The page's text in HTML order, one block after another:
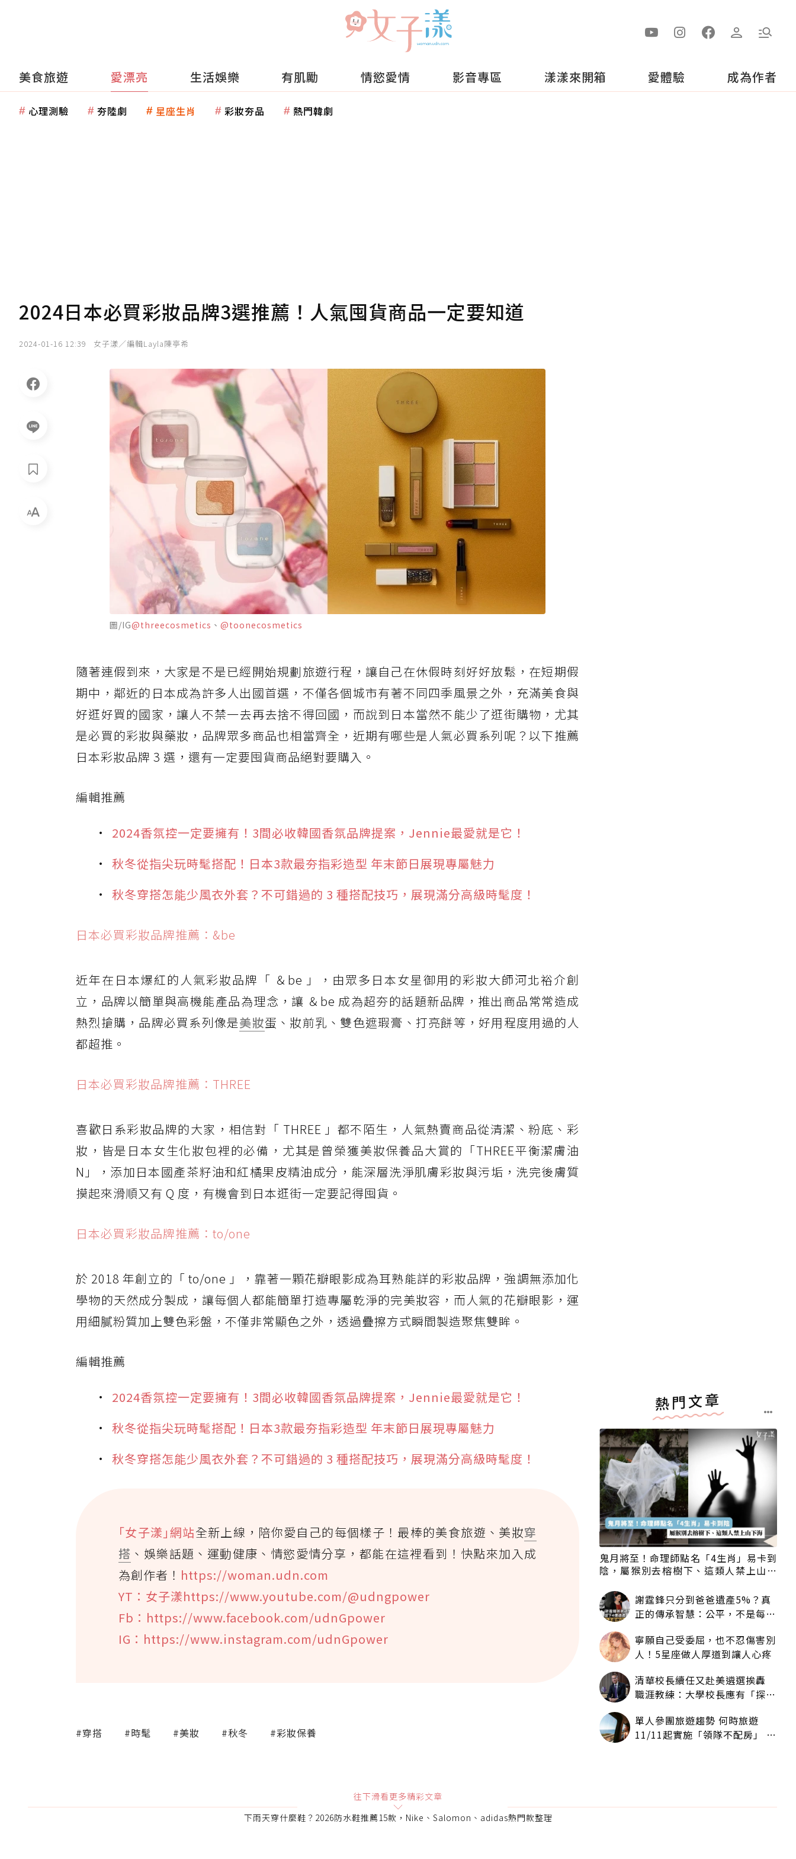
美食旅遊 愛漂亮 生活娛樂 有肌勵 情慾愛情 影音專區 漾漾來開箱 愛體驗 成為作者
心理測驗 夯陸劇 星座生肖 彩妝夯品 熱門韓劇
2024日本必買彩妝品牌3選推薦！人氣囤貨商品一定要知道
2024-01-16 12:39 女子漾／編輯Layla陳亭希
圖/IG@threecosmetics 、 @toonecosmetics
隨著連假到來，大家是不是已經開始規劃旅遊行程，讓自己在休假時刻好好放鬆，在短期假
期中，鄰近的日本成為許多人出國首選，不僅各個城市有著不同四季風景之外，充滿美食與
好逛好買的國家，讓人不禁一去再去捨不得回國，而說到日本當然不能少了逛街購物，尤其
是必買的彩妝與藥妝，品牌眾多商品也相當齊全，近期有哪些是人氣必買系列呢？以下推薦
日本彩妝品牌 3 選，還有一定要囤貨商品絕對要購入。
編輯推薦
2024香氛控一定要擁有！3間必收韓國香氛品牌提案，Jennie最愛就是它！
秋冬從指尖玩時髦搭配！日本3款最夯指彩造型 年末節日展現專屬魅力
秋冬穿搭怎能少風衣外套？不可錯過的 3 種搭配技巧，展現滿分高級時髦度！
日本必買彩妝品牌推薦：&be
近年在日本爆紅的人氣彩妝品牌「 ＆be 」，由眾多日本女星御用的彩妝大師河北裕介創
立，品牌以簡單與高機能產品為理念，讓 ＆be 成為超夯的話題新品牌，推出商品常常造成
熱烈搶購，品牌必買系列像是美妝蛋、妝前乳、雙色遮瑕膏、打亮餅等，好用程度用過的人
都超推。
日本必買彩妝品牌推薦：THREE
喜歡日系彩妝品牌的大家，相信對「 THREE 」都不陌生，人氣熱賣商品從清潔、粉底、彩
妝，皆是日本女生化妝包裡的必備，尤其是曾榮獲美妝保養品大賞的「THREE平衡潔膚油
N」，添加日本國產茶籽油和紅橘果皮精油成分，能深層洗淨肌膚彩妝與污垢，洗完後膚質
摸起來滑順又有 Q 度，有機會到日本逛街一定要記得囤貨。
日本必買彩妝品牌推薦：to/one
於 2018 年創立的「 to/one 」，靠著一顆花瓣眼影成為耳熟能詳的彩妝品牌，強調無添加化
學物的天然成分製成，讓每個人都能簡單打造專屬乾淨的完美妝容，而人氣的花瓣眼影，運
用細膩粉質加上雙色彩盤，不僅非常顯色之外，透過疊擦方式瞬間製造聚焦雙眸。
編輯推薦
2024香氛控一定要擁有！3間必收韓國香氛品牌提案，Jennie最愛就是它！
秋冬從指尖玩時髦搭配！日本3款最夯指彩造型 年末節日展現專屬魅力
秋冬穿搭怎能少風衣外套？不可錯過的 3 種搭配技巧，展現滿分高級時髦度！
｢女子漾｣網站全新上線，陪你愛自己的每個樣子！最棒的美食旅遊、美妝穿
搭 、娛樂話題、運動健康、情慾愛情分享，都能在這裡看到！快點來加入成
為創作者！ https://woman.udn.com
YT：女子漾https://www.youtube.com/@udngpower
Fb：https://www.facebook.com/udnGpower
IG：https://www.instagram.com/udnGpower
#穿搭 #時髦 #美妝 #秋冬 #彩妝保養
熱門文章
鬼月將至！命理師點名「4生肖」易卡到
陰，屬猴別去榕樹下、這類人禁上山下
謝霆鋒只分到爸爸遺產5%？真
正的傳承智慧：公平，不是每個
寧願自己受委屈，也不忍傷害別
人！5星座做人厚道到讓人心疼
清華校長續任又赴美遴選挨轟
職涯教練：大學校長應有「探
單人參團旅遊趨勢 何時旅遊
11/11起實施「領隊不配房」 落
往下滑看更多精彩文章
下雨天穿什麼鞋？2026防水鞋推薦15款，Nike、Salomon、adidas熱門款整理